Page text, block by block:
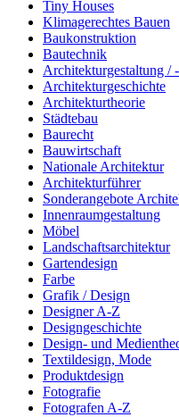
Tiny Houses
Klimagerechtes Bauen
Baukonstruktion
Bautechnik
Architekturgestaltung /
Architekturgeschichte
Architekturtheorie
Städtebau
Baurecht
Bauwirtschaft
Nationale Architektur
Architekturführer
Sonderangebote
Innenraumgestaltung
Möbel
Landschaftsarchitektur
Gartendesign
Farbe
Grafik / Design
Designer A-Z
Designgeschichte
Design- und
Textildesign, Mode
Produktdesign
Fotografie
Fotografen A-Z